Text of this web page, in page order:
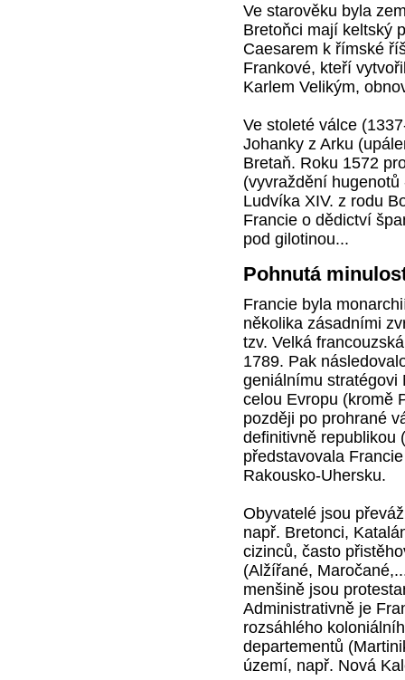
Ve starověku byla
Bretoňci mají keltský
Caesarem k římské
Frankové, kteří
Karlem Velikým,
Ve stoleté válce
Johanky z Arku
Bretaň. Roku 1572
(vyvraždění
Ludvíka XIV. z rodu
Francie o dědictví
pod gilotinou...
Pohnutá
Francie byla
několika zásadními
tzv. Velká
1789. Pak
geniálnímu stratégovi
celou Evropu (kromě
později po prohrané
definitivně republikou
představovala
Rakousko-Uhersku.
Obyvatelé jsou
např. Bretonci,
cizinců, často
(Alžířané,
menšině jsou
Administrativně je
rozsáhlého
departementů
území, např. Nová